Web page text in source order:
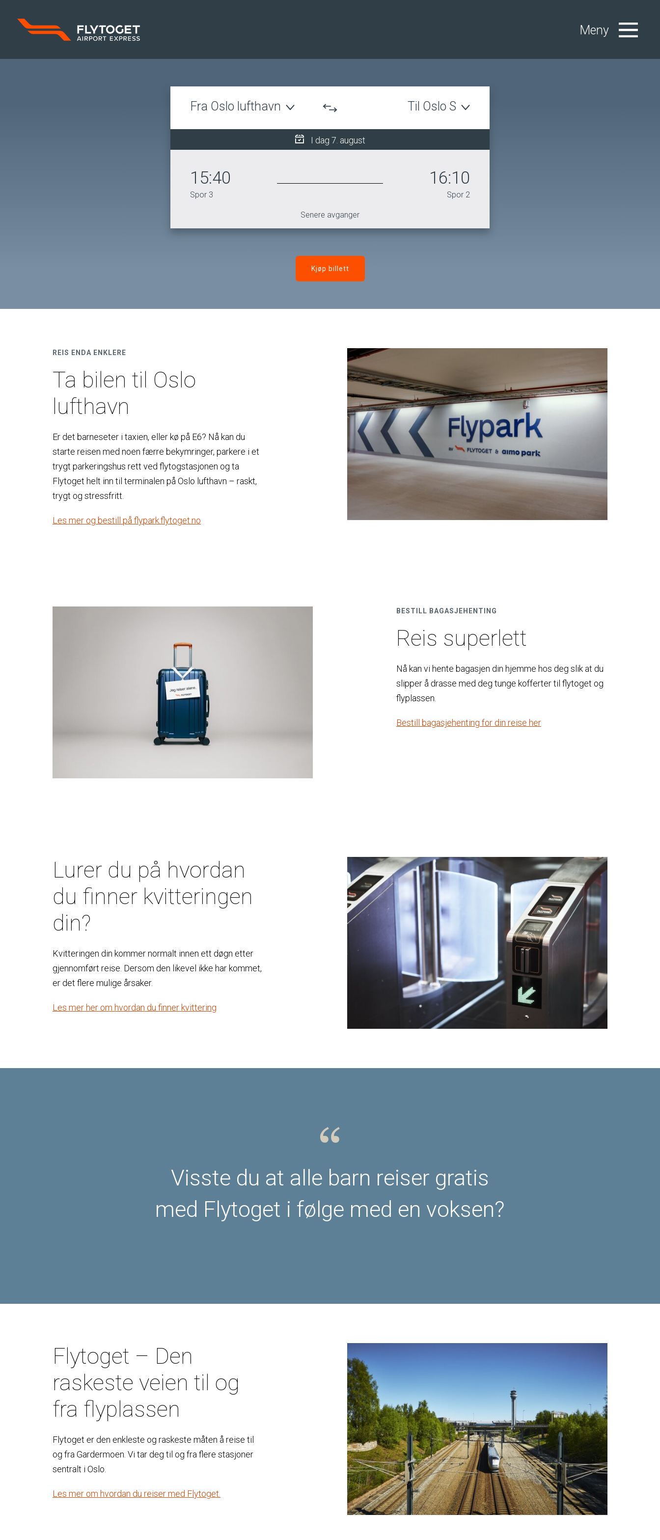
Meny
Fra Oslo lufthavn Til Oslo S
I dag 7. august
15:40 16:10
Spor 3 Spor 2
Senere avganger
Kjøp billett
REIS ENDA ENKLERE
Ta bilen til Oslo
lufthavn
Er det barneseter i taxien, eller kø på E6? Nå kan du
starte reisen med noen færre bekymringer, parkere i et
trygt parkeringshus rett ved flytogstasjonen og ta
Flytoget helt inn til terminalen på Oslo lufthavn – raskt,
trygt og stressfritt.
Les mer og bestill på flypark.flytoget.no
BESTILL BAGASJEHENTING
Reis superlett
Nå kan vi hente bagasjen din hjemme hos deg slik at du
slipper å drasse med deg tunge kofferter til flytoget og
flyplassen.
Bestill bagasjehenting for din reise her
Lurer du på hvordan
du finner kvitteringen
din?
Kvitteringen din kommer normalt innen ett døgn etter
gjennomført reise. Dersom den likevel ikke har kommet,
er det flere mulige årsaker.
Les mer her om hvordan du finner kvittering
Visste du at alle barn reiser gratis
med Flytoget i følge med en voksen?
Flytoget – Den
raskeste veien til og
fra flyplassen
Flytoget er den enkleste og raskeste måten å reise til
og fra Gardermoen. Vi tar deg til og fra flere stasjoner
sentralt i Oslo.
Les mer om hvordan du reiser med Flytoget.